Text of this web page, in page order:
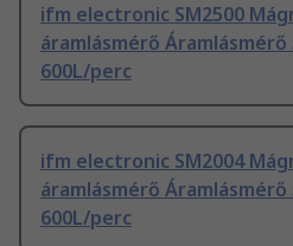
ifm electronic SM2500
áramlásmérő
600L/perc
ifm electronic SM2004
áramlásmérő
600L/perc